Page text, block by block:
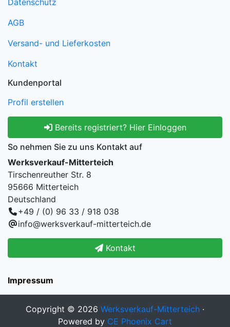
Datenschutz
AGB
Versand- und Lieferkosten
Kontakt
Kundenportal
Profil erstellen
Bereits registriert? Hier Einloggen
So nehmen Sie zu uns Kontakt auf
Werksverkauf-Mitterteich
Tirschenreuther Str. 8
95666 Mitterteich
Deutschland
+49 / (0) 96 33 / 918 038
info@werksverkauf-mitterteich.de
Kontakt
Impressum
Copyright © 2026 Werksverkauf-Mitterteich ·
Powered by CE Phoenix Cart